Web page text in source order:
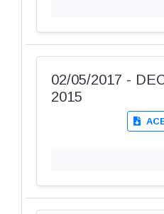
02/05/2017 -
2015